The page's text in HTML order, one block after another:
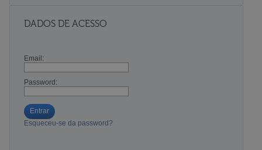
DADOS DE ACESSO
Email:
Password:
Entrar
Esqueceu-se da password?